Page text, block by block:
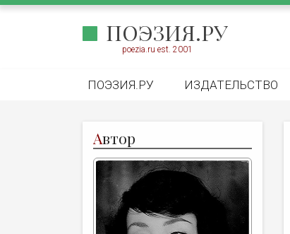
ПОЭЗИЯ.РУ
poezia.ru est. 2001
ПОЭЗИЯ.РУ ИЗДАТЕЛЬСТВО
Автор